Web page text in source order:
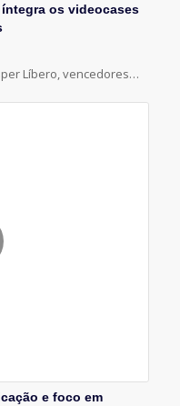
os videocases
Líbero, vencedores…
e foco em